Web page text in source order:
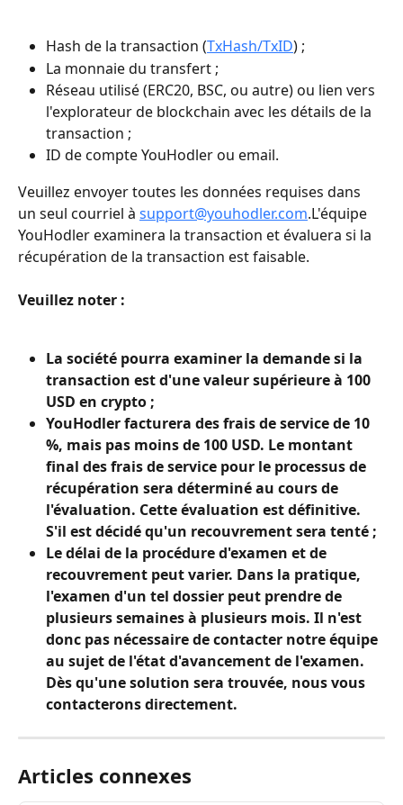
Hash de la transaction (TxHash/TxID) ;
La monnaie du transfert ;
Réseau utilisé (ERC20, BSC, ou autre) ou lien vers
l'explorateur de blockchain avec les détails de la
transaction ;
ID de compte YouHodler ou email.
Veuillez envoyer toutes les données requises dans
un seul courriel à support@youhodler.com.L'équipe
YouHodler examinera la transaction et évaluera si la
récupération de la transaction est faisable.
Veuillez noter :
La société pourra examiner la demande si la
transaction est d'une valeur supérieure à 100
USD en crypto ;
YouHodler facturera des frais de service de 10
%, mais pas moins de 100 USD. Le montant
final des frais de service pour le processus de
récupération sera déterminé au cours de
l'évaluation. Cette évaluation est définitive.
S'il est décidé qu'un recouvrement sera tenté ;
Le délai de la procédure d'examen et de
recouvrement peut varier. Dans la pratique,
l'examen d'un tel dossier peut prendre de
plusieurs semaines à plusieurs mois. Il n'est
donc pas nécessaire de contacter notre équipe
au sujet de l'état d'avancement de l'examen.
Dès qu'une solution sera trouvée, nous vous
contacterons directement.
Articles connexes